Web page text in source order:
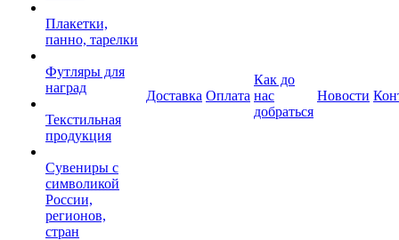
Плакетки,
панно, тарелки
Футляры для
наград
Текстильная
продукция
Сувениры с
символикой
России,
регионов,
стран
Доставка Оплата
Как до
нас
добраться
Новости